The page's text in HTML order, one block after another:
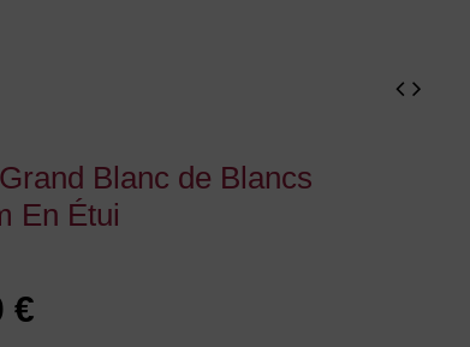
Blanc de Blancs
En Étui
€